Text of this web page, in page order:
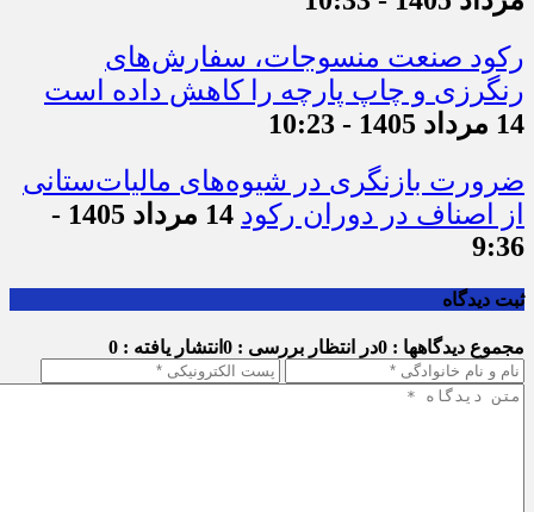
رکود صنعت منسوجات، سفارش‌های
رنگرزی و چاپ پارچه را کاهش داده است
14 مرداد 1405 - 10:23
ضرورت بازنگری در شیوه‌های مالیات‌ستانی
از اصناف در دوران رکود
14 مرداد 1405 -
9:36
ثبت دیدگاه
مجموع دیدگاهها : 0 در انتظار بررسی : 0 انتشار یافته : 0